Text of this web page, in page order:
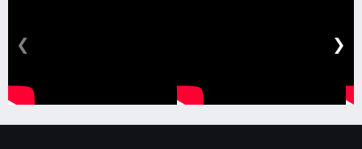
❮ ❯